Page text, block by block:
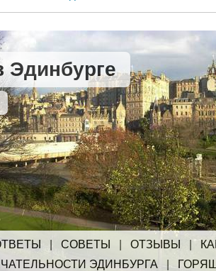
СОВЕТЫ ОТЗЫВЫ |
ЭДИНБУРГА